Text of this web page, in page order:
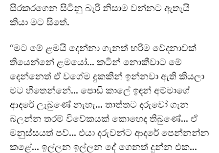
සිරකරගෙන සිටිනු බැරි නිසාම වන්නට ඇතැයි
කියා මට සිතේ.
“මට මේ ළමයි දෙන්නා ගැනත් හරිම වේදනාවක්
තියෙන්නේ ළමයෝ… කටින් නොකීවාට මේ
දෙන්නෙත් ඒ වගේම දුකකින් ඉන්නවා ඇති කියලා
මට හිතෙන්නේ… පොඩි කාලේ ඉඳන් අම්මාගේ
ආදරේ ලැබුණේ නැහැ… තාත්තට දරුවෝ ගැන
බලන්න තරම් විවේකයක් කොහෙද තිබුණේ… ඒ
මනුස්සයත් පව්… එයා දරුවන්ට ආදරේ පෙන්නන්න
කළේ… ඉල්ලන ඉල්ලන දේ ගෙනත් දුන්න එක…